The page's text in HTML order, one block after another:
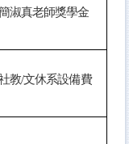
淑真老師獎學金
教/文休系設備費